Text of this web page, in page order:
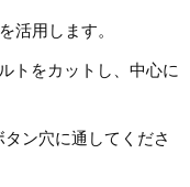
活用します。
トをカットし、中心に
ン穴に通してくださ